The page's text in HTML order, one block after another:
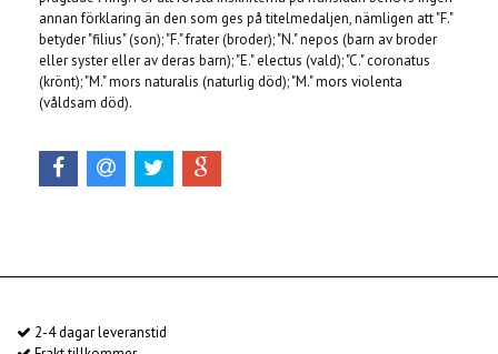
annan förklaring än den som ges på titelmedaljen, nämligen att "F."
betyder "filius" (son); "F." frater (broder); "N." nepos (barn av broder
eller syster eller av deras barn); "E." electus (vald); "C." coronatus
(krönt); "M." mors naturalis (naturlig död); "M." mors violenta
(våldsam död).
2-4 dagar leveranstid